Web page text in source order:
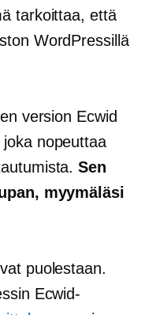
tarkoittaa, että
WordPressillä
version Ecwid
nopeuttaa
Sen
myymäläsi
puolestaan.
Ecwid-